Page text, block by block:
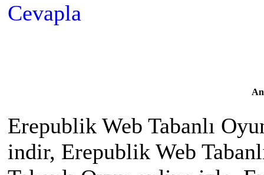
Cevapla
Erepublik Web Tabanlı
indir, Erepublik Web